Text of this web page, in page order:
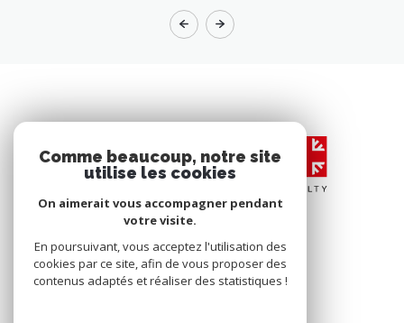
Comme beaucoup, notre site
utilise les cookies
On aimerait vous accompagner pendant
votre visite.
En poursuivant, vous acceptez l'utilisation des
cookies par ce site, afin de vous proposer des
contenus adaptés et réaliser des statistiques !